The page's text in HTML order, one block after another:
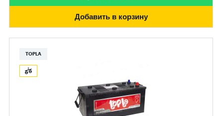
Добавить в корзину
TOPLA